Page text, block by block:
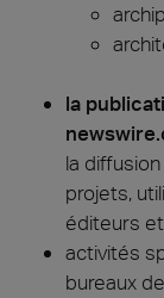
la
la
projets,
éditeurs
activités
bureaux